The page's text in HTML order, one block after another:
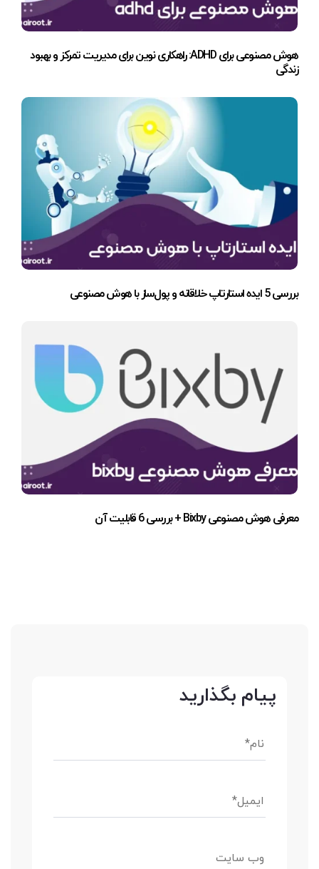
هوش مصنوعی برای ADHD: راهکاری نوین برای مدیریت تمرکز و بهبود
زندگی
بررسی 5 ایده استارتاپ خلاقانه و پول‌ساز با هوش مصنوعی
معرفی هوش مصنوعی Bixby + بررسی 6 قابلیت آن
پیام بگذارید